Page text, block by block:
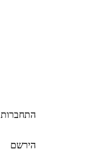
התחברות
הירשם